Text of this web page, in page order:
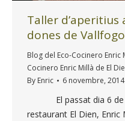
Taller d’aperitius
dones de
Blog del Eco-Cocinero Enric
Cocinero Enric Millà de El
By Enric 6 novembre, 2014
El passat dia 6 de
restaurant El Dien,